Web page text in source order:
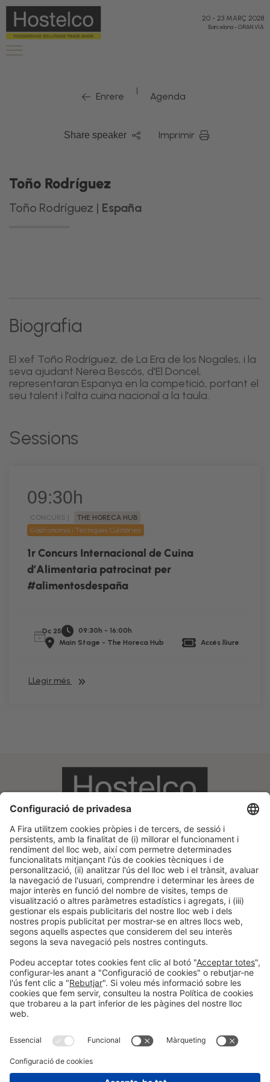
20 - 23 MARÇ 2028
Barcelona-GRAN VIA
Enrere | Agenda
Share speaker Imprimir
Toño Rodríguez
Toño Rodríguez | España
Biografia
El xef Toño Rodríguez, de La Era de los Nogales, i la
seva ajudant Nerea Bescós, d'El Doncel,
representaran Espanya en la competició, portant el
seu talent i l'alta cuina nacional a la taula.
Sessions
09:30h
CONCURS |
THE HORECA HUB
Gastronomia i Tècniques Culinàries
1r Concurs Internacional de Cuina
d’Alimentaria patrocinat per
#alimentosdespaña
Dc 25
09:30h - 16:00h
Main Stage - The Horeca Hub
Accés lliure
LLegir més
Informació legal
Avís legal
Política de privacitat
Política de cookies
#HOSTELCO2026
a les xarxes socials